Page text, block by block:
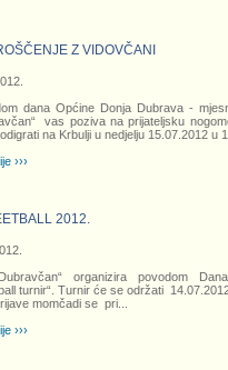
Z VIDOVČANI
dana Općine Donja Dubrava -
vas poziva na prijateljsku
na Krbulji u nedjelju 15.07.2012 u
›››
2012.
organizira povodom
turnir“. Turnir će se održati
momčadi se pri...
›››